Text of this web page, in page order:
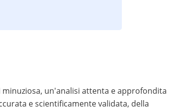
un'analisi attenta e approfondita
e scientificamente validata, della